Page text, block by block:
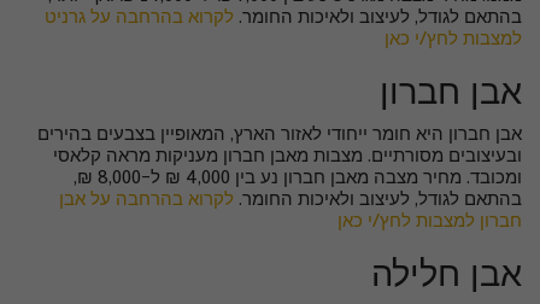
בהתאם לגודל, לעיצוב ולאיכות החומר. לקרוא בהרחבה על גרניט
למצבות לחץ/י כאן
אבן חברון
אבן חברון היא חומר ייחודי לאזור הארץ, המאופיין בצבעים בהירים
ובעיצובים מסורתיים. מצבות מאבן חברון מעניקות מראה קלאסי
ומכובד. מחיר מצבה מאבן חברון נע בין 4,000 ₪ ל-8,000 ₪,
בהתאם לגודל, לעיצוב ולאיכות החומר. לקרוא בהרחבה על אבן
חברון למצבות לחץ/י כאן
אבן חלילה